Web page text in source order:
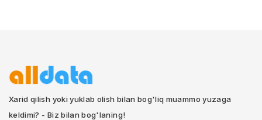
Xarid qilish yoki yuklab olish bilan bog'liq muammo yuzaga
keldimi? - Biz bilan bog'laning!